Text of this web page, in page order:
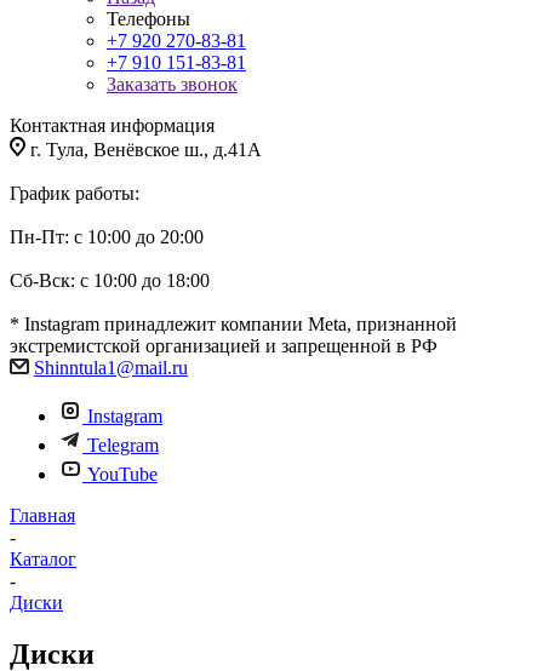
Телефоны
+7 920 270-83-81
+7 910 151-83-81
Заказать звонок
Контактная информация
г. Тула, Венёвское ш., д.41А
График работы:
Пн-Пт: с 10:00 до 20:00
Сб-Вск: с 10:00 до 18:00
* Instagram принадлежит компании Meta, признанной
экстремистской организацией и запрещенной в РФ
Shinntula1@mail.ru
Instagram
Telegram
YouTube
Главная
-
Каталог
-
Диски
Диски